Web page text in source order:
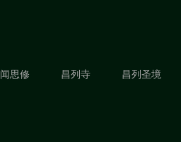
闻思修 昌列寺 昌列圣境